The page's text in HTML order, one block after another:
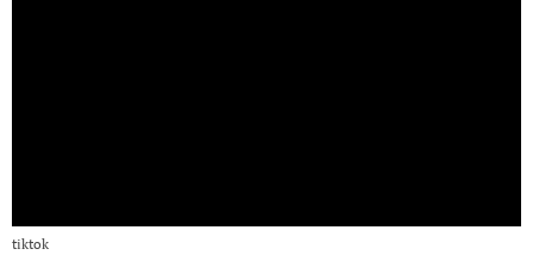
tiktok